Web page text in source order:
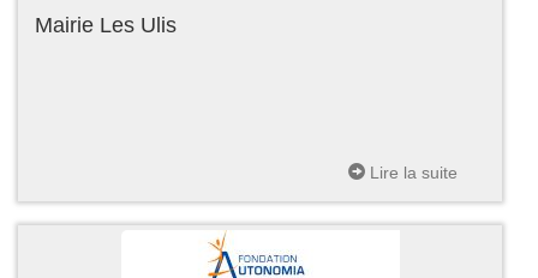
Mairie Les Ulis
Lire la suite